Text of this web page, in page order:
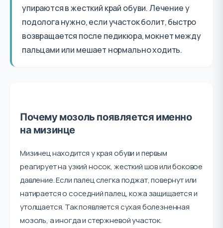
упираются в жесткий край обуви. Лечение у
подолога нужно, если участок болит, быстро
возвращается после педикюра, мокнет между
пальцами или мешает нормально ходить.
Почему мозоль появляется именно
на мизинце
Мизинец находится у края обуви и первым
реагирует на узкий носок, жесткий шов или боковое
давление. Если палец слегка поджат, повернут или
натирается о соседний палец, кожа защищается и
утолщается. Так появляется сухая болезненная
мозоль, а иногда и стержневой участок.